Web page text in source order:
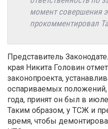
момент совершения
прокомментировал
Представитель
края Никита Головин
законопроекта,
оспариваемых положений,
года, принят он был в
Таким образом, у ТСЖ и
время, чтобы